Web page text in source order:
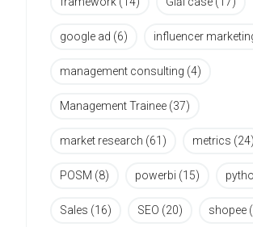
google ad (6) influencer
management consulting (4)
Management Trainee (37)
market research (61) metrics (24)
POSM (8) powerbi (15)
Sales (16) SEO (20) shopee